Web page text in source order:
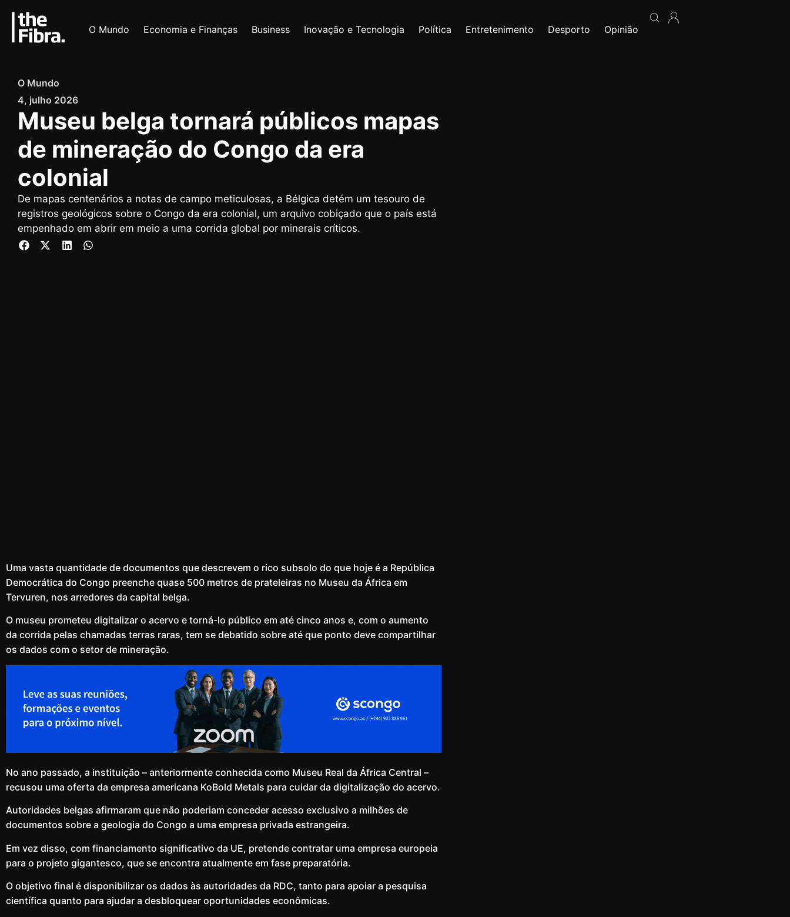
O Mundo Economia e Finanças Business Inovação e Tecnologia Política Entretenimento Desporto Opinião
O Mundo
4, julho 2026
Museu belga tornará públicos mapas
de mineração do Congo da era
colonial
De mapas centenários a notas de campo meticulosas, a Bélgica detém um tesouro de
registros geológicos sobre o Congo da era colonial, um arquivo cobiçado que o país está
empenhado em abrir em meio a uma corrida global por minerais críticos.
Uma vasta quantidade de documentos que descrevem o rico subsolo do que hoje é a República
Democrática do Congo preenche quase 500 metros de prateleiras no Museu da África em
Tervuren, nos arredores da capital belga.
O museu prometeu digitalizar o acervo e torná-lo público em até cinco anos e, com o aumento
da corrida pelas chamadas terras raras, tem se debatido sobre até que ponto deve compartilhar
os dados com o setor de mineração.
No ano passado, a instituição – anteriormente conhecida como Museu Real da África Central –
recusou uma oferta da empresa americana KoBold Metals para cuidar da digitalização do acervo.
Autoridades belgas afirmaram que não poderiam conceder acesso exclusivo a milhões de
documentos sobre a geologia do Congo a uma empresa privada estrangeira.
Em vez disso, com financiamento significativo da UE, pretende contratar uma empresa europeia
para o projeto gigantesco, que se encontra atualmente em fase preparatória.
O objetivo final é disponibilizar os dados às autoridades da RDC, tanto para apoiar a pesquisa
científica quanto para ajudar a desbloquear oportunidades econômicas.